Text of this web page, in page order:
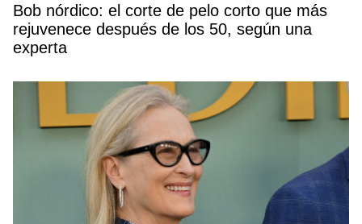
Bob nórdico: el corte de pelo corto que más
rejuvenece después de los 50, según una
experta